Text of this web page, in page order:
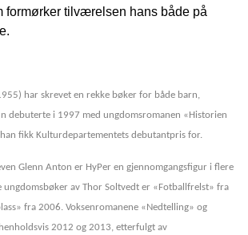
formørker tilværelsen hans både på
har skrevet en rekke bøker for både barn,
debuterte i 1997 med ungdomsromanen «Historien
fikk Kulturdepartementets debutantpris for.
Glenn Anton er HyPer en gjennomgangsfigur i flere
av Thor Soltvedt er «Fotballfrelst» fra
fra 2006. Voksenromanene «Nedtelling» og
2012 og 2013, etterfulgt av